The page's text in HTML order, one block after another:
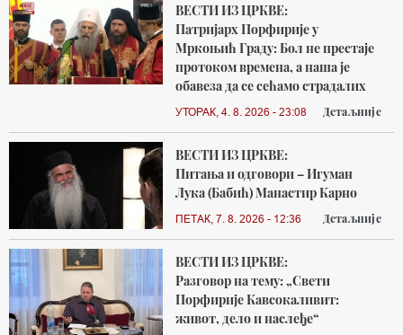
ВЕСТИ ИЗ ЦРКВЕ:
Патријарх Порфирије у
Мркоњић Граду: Бол не престаје
протоком времена, а наша је
обавеза да се сећамо страдалих
УТОРАК, 4. 8. 2026 - 23:08 Детаљније
ВЕСТИ ИЗ ЦРКВЕ:
Питања и одговори – Игуман
Лука (Бабић) Манастир Карно
ПЕТАК, 7. 8. 2026 - 12:36 Детаљније
ВЕСТИ ИЗ ЦРКВЕ:
Разговор на тему: „Свети
Порфирије Кавсокаливит:
живот, дело и наслеђе“